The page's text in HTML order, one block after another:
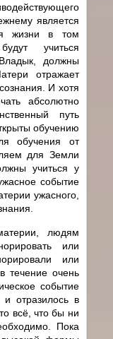
является
жизни в том
учиться
должны
отражает
И хотя
абсолютно
путь
обучению
обучения от
для Земли
учиться у
событие
ужасного,
людям
или
или
течение очень
событие
отразилось в
всё, что бы ни
Пока